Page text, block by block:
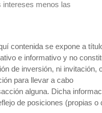
intereses menos las
contenida se expone a
e informativo y no
de inversión, ni invitación,
para llevar a cabo
alguna. Dicha
de posiciones (propias o